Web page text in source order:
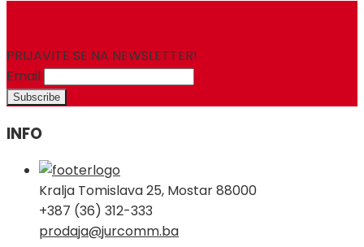
PRIJAVITE SE NA NEWSLETTER!
Email
INFO
Kralja Tomislava 25, Mostar 88000
+387 (36) 312-333
prodaja@jurcomm.ba